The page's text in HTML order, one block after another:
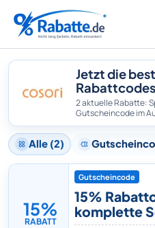
Jetzt die
2 aktuelle Rabatte:
Gutscheincode im
Alle (2)
15%
RABATT
Gutscheincode
15%
komplette